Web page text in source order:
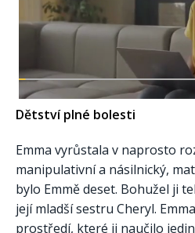
Dětství plné bolesti
Emma vyrůstala v naprosto
manipulativní a násilnický,
bylo Emmě deset. Bohužel ji
její mladší sestru Cheryl.
prostředí, které ji naučilo